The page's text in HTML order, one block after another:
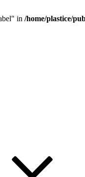
in /home/plastice/